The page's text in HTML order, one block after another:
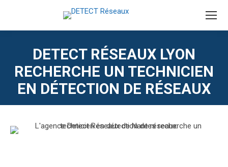
DETECT RÉSEAUX LYON
RECHERCHE UN TECHNICIEN
EN DÉTECTION DE RÉSEAUX